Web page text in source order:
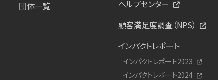
団体一覧
ヘルプセンター
顧客満足度調査（NPS）
インパクトレポート
インパクトレポート2023
インパクトレポート2024